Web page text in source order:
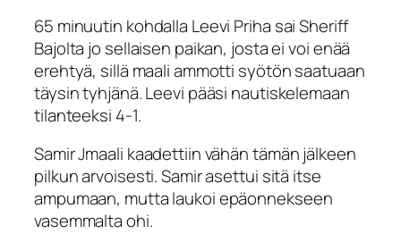
65 minuutin kohdalla Leevi Priha sai Sheriff
Bajolta jo sellaisen paikan, josta ei voi enää
erehtyä, sillä maali ammotti syötön saatuaan
täysin tyhjänä. Leevi pääsi nautiskelemaan
tilanteeksi 4-1.
Samir Jmaali kaadettiin vähän tämän jälkeen
pilkun arvoisesti. Samir asettui sitä itse
ampumaan, mutta laukoi epäonnekseen
vasemmalta ohi.